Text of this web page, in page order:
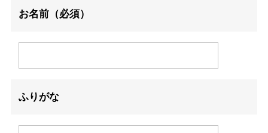
お名前（必須）
ふりがな